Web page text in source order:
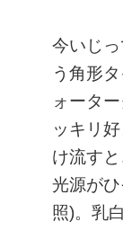
今いじっ
う角形
ォータ
ッキリ
け流す
光源が
照)。乳